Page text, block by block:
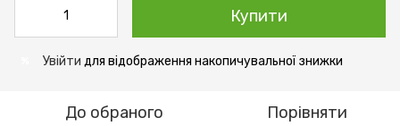
Купити
Увійти для відображення накопичувальної знижки
До обраного Порівняти